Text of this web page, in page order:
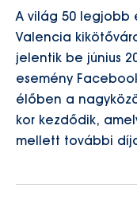
A világ 50 legjobb
Valencia
jelentik be június
esemény
élőben a
kor kezdődik,
mellett további